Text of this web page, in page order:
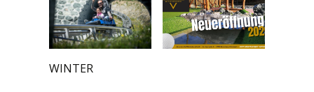
WINTER